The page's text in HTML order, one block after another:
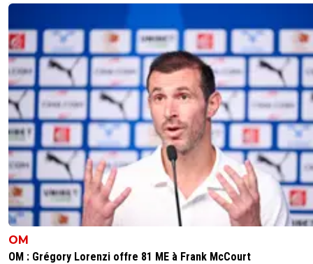
OM
OM : Grégory Lorenzi offre 81 ME à Frank McCourt